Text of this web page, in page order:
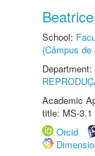
School:
(Câmpus
Department:
Academic
title: MS-3.1
Orcid